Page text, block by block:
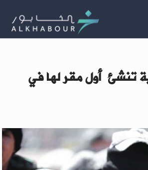
تنشئ أول مقر لها في